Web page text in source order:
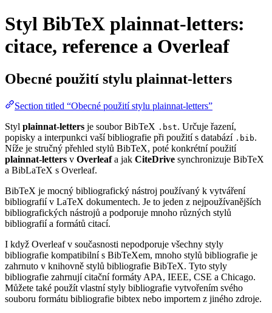
Styl BibTeX plainnat-letters:
citace, reference a Overleaf
Obecné použití stylu plainnat-letters
Section titled “Obecné použití stylu plainnat-letters”
Styl plainnat-letters je soubor BibTeX .bst. Určuje řazení,
popisky a interpunkci vaší bibliografie při použití s databází .bib.
Níže je stručný přehled stylů BibTeX, poté konkrétní použití
plainnat-letters v Overleafa jak CiteDrive synchronizuje BibTeX
a BibLaTeX s Overleaf.
BibTeX je mocný bibliografický nástroj používaný k vytváření
bibliografií v LaTeX dokumentech. Je to jeden z nejpoužívanějších
bibliografických nástrojů a podporuje mnoho různých stylů
bibliografií a formátů citací.
I když Overleaf v současnosti nepodporuje všechny styly
bibliografie kompatibilní s BibTeXem, mnoho stylů bibliografie je
zahrnuto v knihovně stylů bibliografie BibTeX. Tyto styly
bibliografie zahrnují citační formáty APA, IEEE, CSE a Chicago.
Můžete také použít vlastní styly bibliografie vytvořením svého
souboru formátu bibliografie bibtex nebo importem z jiného zdroje.